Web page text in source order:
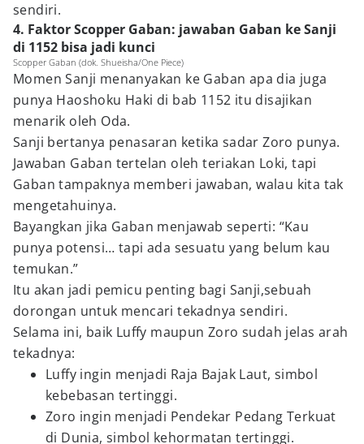
sendiri.
4. Faktor Scopper Gaban: jawaban Gaban ke Sanji
di 1152 bisa jadi kunci
Scopper Gaban (dok. Shueisha/One Piece)
Momen Sanji menanyakan ke Gaban apa dia juga
punya Haoshoku Haki di bab 1152 itu disajikan
menarik oleh Oda.
Sanji bertanya penasaran ketika sadar Zoro punya.
Jawaban Gaban tertelan oleh teriakan Loki, tapi
Gaban tampaknya memberi jawaban, walau kita tak
mengetahuinya.
Bayangkan jika Gaban menjawab seperti: “Kau
punya potensi… tapi ada sesuatu yang belum kau
temukan.”
Itu akan jadi pemicu penting bagi Sanji,sebuah
dorongan untuk mencari tekadnya sendiri.
Selama ini, baik Luffy maupun Zoro sudah jelas arah
tekadnya:
Luffy ingin menjadi Raja Bajak Laut, simbol
kebebasan tertinggi.
Zoro ingin menjadi Pendekar Pedang Terkuat
di Dunia, simbol kehormatan tertinggi.